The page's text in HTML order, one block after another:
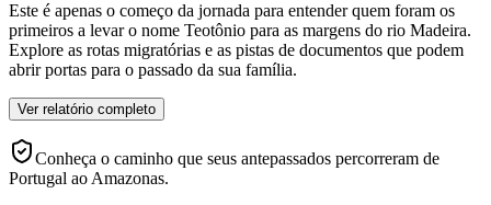
Este é apenas o começo da jornada para entender quem foram os
primeiros a levar o nome Teotônio para as margens do rio Madeira.
Explore as rotas migratórias e as pistas de documentos que podem
abrir portas para o passado da sua família.
Ver relatório completo
Conheça o caminho que seus antepassados percorreram de
Portugal ao Amazonas.